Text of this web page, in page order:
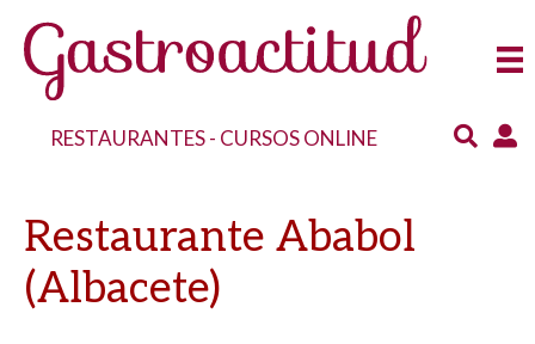
RESTAURANTES- CURSOS ONLINE
Restaurante Ababol
(Albacete)